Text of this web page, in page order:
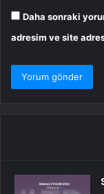
Daha sonraki
adresim ve site